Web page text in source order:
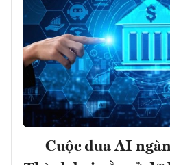
Cuộc đua AI